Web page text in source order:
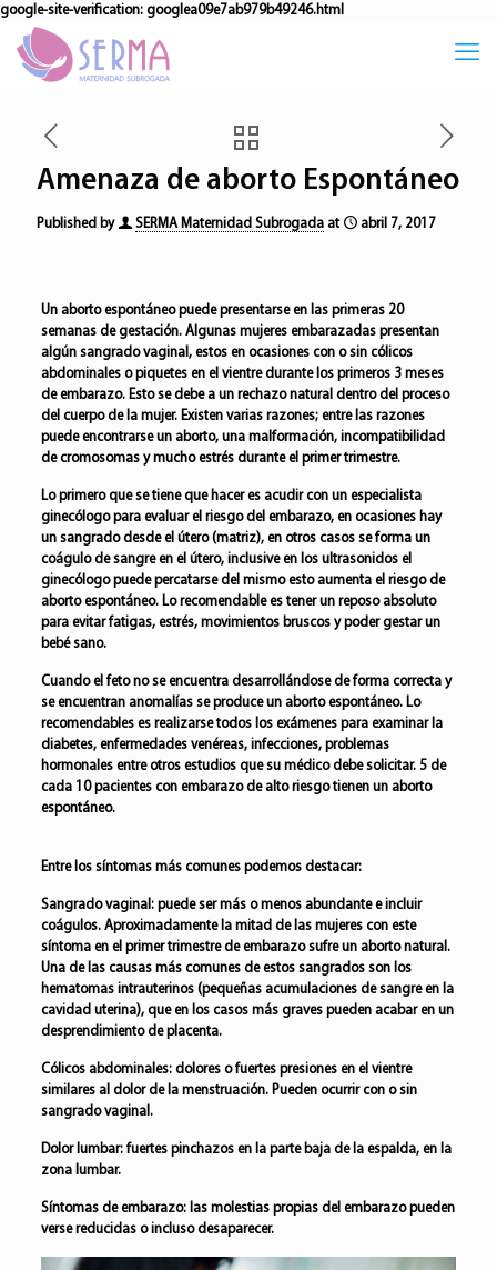
google-site-verification: googlea09e7ab979b49246.html
Amenaza de aborto Espontáneo
Published by SERMA Maternidad Subrogada at abril 7, 2017
Un aborto espontáneo puede presentarse en las primeras 20
semanas de gestación. Algunas mujeres embarazadas presentan
algún sangrado vaginal, estos en ocasiones con o sin cólicos
abdominales o piquetes en el vientre durante los primeros 3 meses
de embarazo.Esto se debe a un rechazo natural dentro del proceso
del cuerpo de la mujer. Existen varias razones; entre las razones
puede encontrarse un aborto, una malformación, incompatibilidad
de cromosomas y mucho estrés durante el primer trimestre.
Lo primero que se tiene que hacer es acudir con un especialista
ginecólogo para evaluar el riesgo del embarazo, en ocasiones hay
un sangrado desde el útero (matriz), en otros casos se forma un
coágulo de sangre en el útero, inclusive en los ultrasonidos el
ginecólogo puede percatarse del mismo esto aumenta el riesgo de
aborto espontáneo. Lo recomendable es tener un reposo absoluto
para evitar fatigas, estrés, movimientos bruscos y poder gestar un
bebé sano.
Cuando el feto no se encuentra desarrollándose de forma correcta y
se encuentran anomalías se produce un aborto espontáneo. Lo
recomendables es realizarse todos los exámenes para examinar la
diabetes, enfermedades venéreas, infecciones, problemas
hormonales entre otros estudios que su médico debe solicitar. 5 de
cada 10 pacientes con embarazo de alto riesgo tienen un aborto
espontáneo.
Entre los síntomas más comunes podemos destacar:
Sangrado vaginal: puede ser más o menos abundante e incluir
coágulos. Aproximadamente la mitad de las mujeres con este
síntoma en el primer trimestre de embarazo sufre un aborto natural.
Una de las causas más comunes de estos sangrados son los
hematomas intrauterinos (pequeñas acumulaciones de sangre en la
cavidad uterina), que en los casos más graves pueden acabar en un
desprendimiento de placenta.
Cólicos abdominales: dolores o fuertes presiones en el vientre
similares al dolor de la menstruación. Pueden ocurrir con o sin
sangrado vaginal.
Dolor lumbar: fuertes pinchazos en la parte baja de la espalda, en la
zona lumbar.
Síntomas de embarazo: las molestias propias del embarazo pueden
verse reducidas o incluso desaparecer.